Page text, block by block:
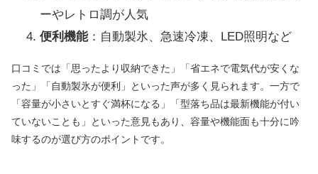
ーやレトロ調が人気
便利機能：自動製氷、急速冷凍、LED照明など
口コミでは「思ったより収納できた」「省エネで電気代が安くな
った」「自動製氷が便利」といった声が多く見られます。一方で
「容量が小さいとすぐ満杯になる」「型落ち品は最新機能が付い
ていないことも」といった意見もあり、容量や機能面も十分に吟
味するのが選び方のポイントです。